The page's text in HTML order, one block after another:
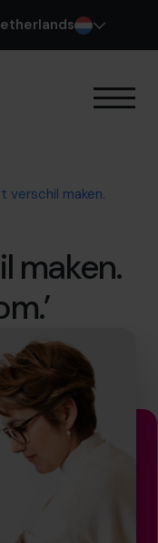
verschil maken.
maken.